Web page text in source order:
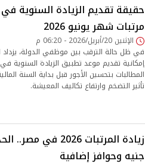
حقيقة تقديم الزيادة السنوية
مرتبات شهر يونيو 2026
الإثنين 20/أبريل/2026 - 06:20 م
في ظل حالة الترقب بين موظفي الدولة، يزداد
إمكانية تقديم موعد تطبيق الزيادة السنوية في
المطالبات بتحسين الأجور قبل بداية السنة
تأثير التضخم وارتفاع تكاليف المعيشة.
جنيه وحوافز إضافية